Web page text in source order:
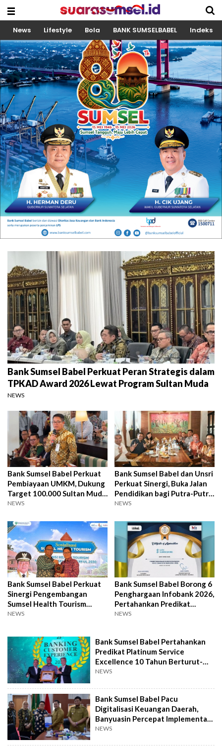
News Lifestyle Bola BANK SUMSELBABEL Indeks
Bank Sumsel Babel Perkuat Peran Strategis dalam
TPKAD Award 2026 Lewat Program Sultan Muda
NEWS
Bank Sumsel Babel Perkuat
Pembiayaan UMKM, Dukung
Target 100.000 Sultan Muda
Sumsel
NEWS
Bank Sumsel Babel dan Unsri
Perkuat Sinergi, Buka Jalan
Pendidikan bagi Putra-Putri
Daerah
NEWS
Bank Sumsel Babel Perkuat
Sinergi Pengembangan
Sumsel Health Tourism
Bersama Pemprov Sumsel
NEWS
Bank Sumsel Babel Borong 6
Penghargaan Infobank 2026,
Pertahankan Predikat
Layanan Terbaik
NEWS
Bank Sumsel Babel Pertahankan
Predikat Platinum Service
Excellence 10 Tahun Berturut-
turut
NEWS
Bank Sumsel Babel Pacu
Digitalisasi Keuangan Daerah,
Banyuasin Percepat Implementasi
KKPD
NEWS